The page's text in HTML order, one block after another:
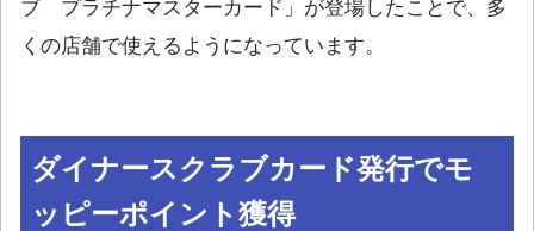
ブ プラチナマスターカード」が登場したことで、多
くの店舗で使えるようになっています。
ダイナースクラブカード発行でモ
ッピーポイント獲得